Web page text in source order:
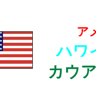
カウ
ハワ
ア